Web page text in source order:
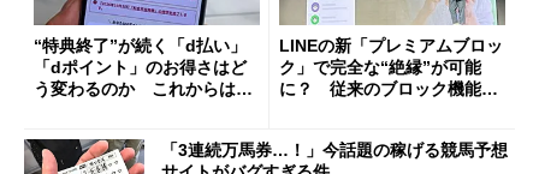
“特典終了”が続く「d払い」
「dポイント」のお得さはど
う変わるのか これからは
LINEの新「プレミアムブロッ
ク」で完全な“絶縁”が可能
に？ 従来のブロック機能と
「3連続万馬券…！」今話題の稼げる競馬予想